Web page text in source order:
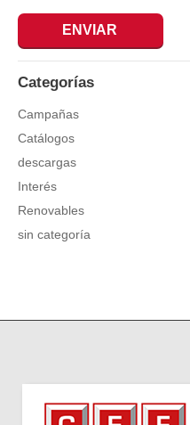
ENVIAR
Categorías
Campañas
Catálogos
descargas
Interés
Renovables
sin categoría